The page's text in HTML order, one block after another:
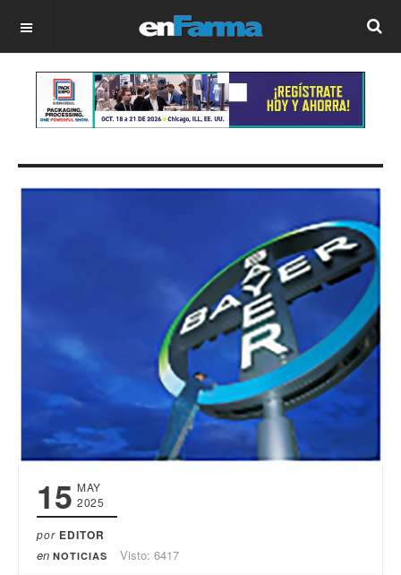
OFF CANVAS
15 MAY
2025
por EDITOR
en NOTICIAS Visto: 6417